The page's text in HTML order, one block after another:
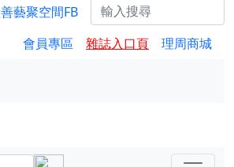
會員專區 雜誌入口頁 理周商城